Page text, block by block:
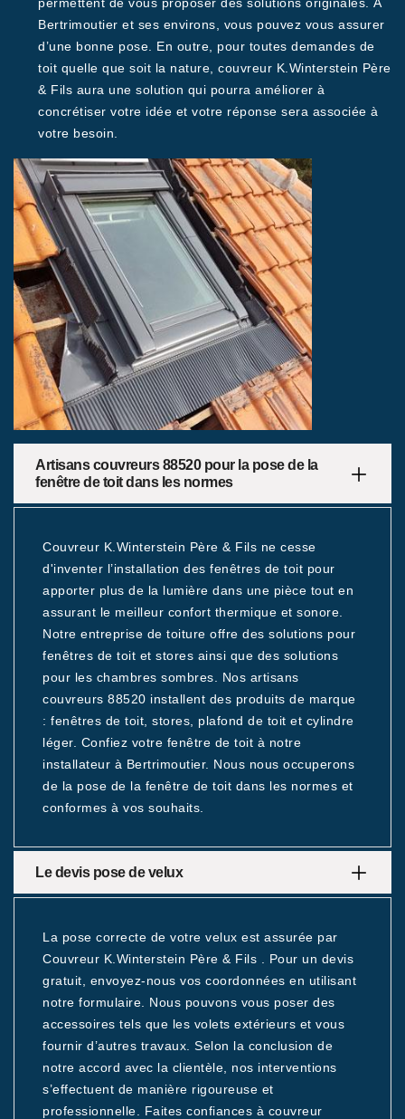
Bertrimoutier et ses environs, vous pouvez vous assurer
d’une bonne pose. En outre, pour toutes demandes de
toit quelle que soit la nature, couvreur K.Winterstein Père
& Fils aura une solution qui pourra améliorer à
concrétiser votre idée et votre réponse sera associée à
votre besoin.
Artisans couvreurs 88520 pour la pose de la
fenêtre de toit dans les normes
Couvreur K.Winterstein Père & Fils ne cesse
d'inventer l’installation des fenêtres de toit pour
apporter plus de la lumière dans une pièce tout en
assurant le meilleur confort thermique et sonore.
Notre entreprise de toiture offre des solutions pour
fenêtres de toit et stores ainsi que des solutions
pour les chambres sombres. Nos artisans
couvreurs 88520 installent des produits de marque
: fenêtres de toit, stores, plafond de toit et cylindre
léger. Confiez votre fenêtre de toit à notre
installateur à Bertrimoutier. Nous nous occuperons
de la pose de la fenêtre de toit dans les normes et
conformes à vos souhaits.
Le devis pose de velux
La pose correcte de votre velux est assurée par
Couvreur K.Winterstein Père & Fils . Pour un devis
gratuit, envoyez-nous vos coordonnées en utilisant
notre formulaire. Nous pouvons vous poser des
accessoires tels que les volets extérieurs et vous
fournir d’autres travaux. Selon la conclusion de
notre accord avec la clientèle, nos interventions
s’effectuent de manière rigoureuse et
professionnelle. Faites confiances à couvreur